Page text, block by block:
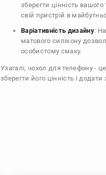
зберегти цінність
свій пристрій в
Варіативність дизайну:
матового силікону
особистому смаку.
Узагалі, чохол для телефону -
зберегти його цінність і додати